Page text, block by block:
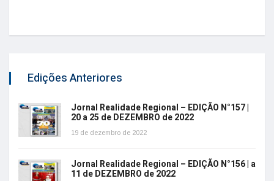
Edições Anteriores
Jornal Realidade Regional – EDIÇÃO N°157 |
20 a 25 de DEZEMBRO de 2022
19 de dezembro de 2022
Jornal Realidade Regional – EDIÇÃO N°156 | a
11 de DEZEMBRO de 2022